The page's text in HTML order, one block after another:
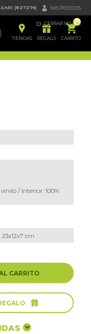
(827274)  MIS PEDIDOS
 CERRAR SESIÓN

TIENDAS

REGALO
ຐ
CARRITO
/ Interior: 100%
23x12x7 cm
CARRITO
